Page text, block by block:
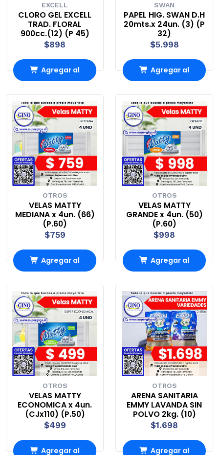
EXCELL
CLORO GEL EXCELL
TRAD. FLORAL
900cc.(12) (P 45)
$898
Agregar al
SWAN
PAPEL HIG. SWAN D.H
20mts.x 24un. (3) (P
32)
$5.998
Agregar al
OTROS
VELAS MATTY
MEDIANA x 4un. (66)
(P.60)
$759
Agregar al
OTROS
VELAS MATTY
GRANDE x 4un. (50)
(P.60)
$998
Agregar al
OTROS
VELAS MATTY
ECONOMICA x 4un.
(CJx110) (P.50)
$499
Agregar al
OTROS
ARENA SANITARIA
EMMY LAVANDA SIN
POLVO 2kg. (10)
$1.698
Agregar al